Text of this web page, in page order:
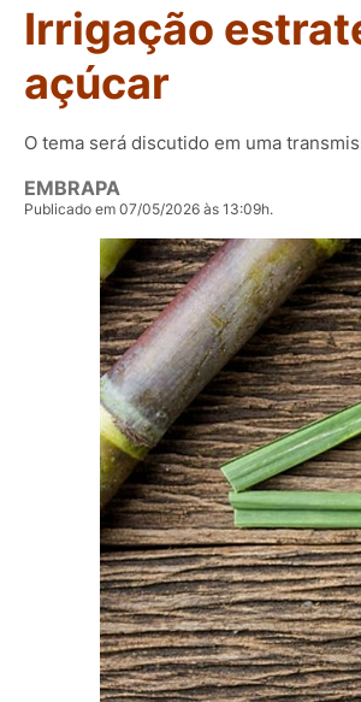
Conversor Colunistas Eventos
Irrigação
açúcar
O tema será discutido em uma
EMBRAPA
Publicado em 07/05/2026 às 13:09h.